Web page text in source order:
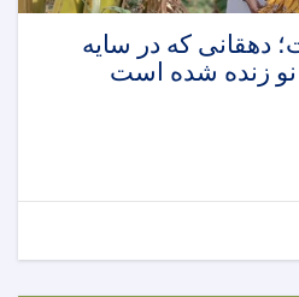
که در سایه
زنده شده است